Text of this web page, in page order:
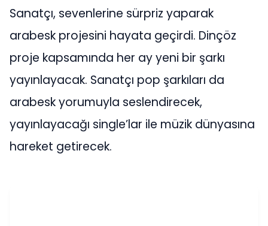
Sanatçı, sevenlerine sürpriz yaparak
arabesk projesini hayata geçirdi. Dinçöz
proje kapsamında her ay yeni bir şarkı
yayınlayacak. Sanatçı pop şarkıları da
arabesk yorumuyla seslendirecek,
yayınlayacağı single’lar ile müzik dünyasına
hareket getirecek.